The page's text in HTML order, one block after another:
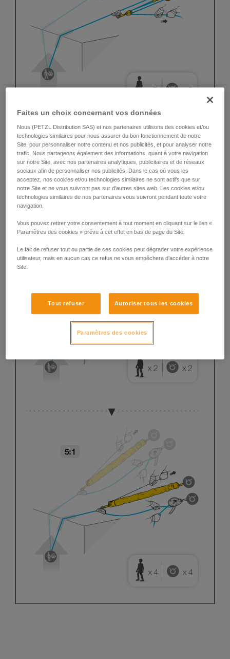
Faites un choix concernant vos données
Nous (PETZL Distribution SAS) et nos partenaires utilisons des cookies et/ou
technologies similaires pour nous assurer du bon fonctionnement de notre
Site, pour personnaliser notre contenu et nos publicités, et pour analyser notre
trafic. Nous partageons également des informations, quant à votre navigation
sur notre Site, avec nos partenaires analytiques, publicitaires et de réseaux
sociaux afin de personnaliser nos publicités. Dans le cas où vous les
acceptez, nos cookies et/ou technologies similaires ne sont actifs que sur
notre Site et ne vous suivront pas sur d’autres sites web. Les cookies et/ou
technologies similaires de nos partenaires vous suivront pendant toute votre
navigation.
Vous pouvez retirer votre consentement à tout moment en cliquant sur le lien «
Paramètres des cookies » prévu à cet effet en bas de page du Site.
Le fait de refuser tout ou partie de ces cookies peut dégrader votre expérience
utilisateur, mais en aucun cas ce refus ne vous empêchera d’accéder à notre
Site.
Tout refuser Autoriser tous les cookies
Paramètres des cookies